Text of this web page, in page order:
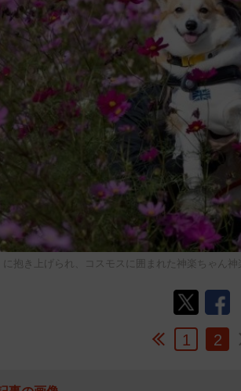
に抱き上げられ、コスモスに囲まれた神楽ちゃん
1 2